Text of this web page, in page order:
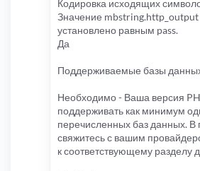
Кодировка исходящих
Значение
установлено равным pass.
Да
Поддерживаемые базы
Необходимо - Ваша версия
поддерживать как минимум
перечисленных баз данных. В
свяжитесь с вашим
к соответствующему разделу